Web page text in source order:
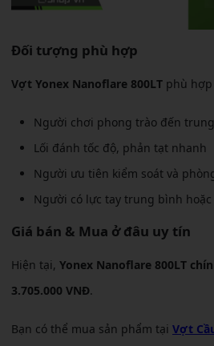
Đối tượng phù hợp
Vợt Yonex Nanoflare 800LT phù
Người chơi phong trào đến
Lối đánh tốc độ, phản tạt nhanh
Người ưu tiên kiểm soát và
Người có lực tay trung bình hoặc
Giá bán & Mua ở đâu uy tín
Hiện tại, Yonex Nanoflare 800LT
3.705.000 VNĐ.
Bạn có thể mua sản phẩm tại Vợt